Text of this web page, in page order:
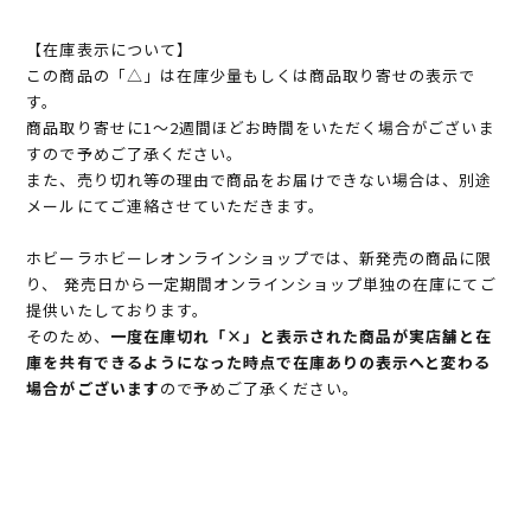
【在庫表示について】
この商品の「△」は在庫少量もしくは商品取り寄せの表示で
す。
商品取り寄せに1～2週間ほどお時間をいただく場合がございま
すので予めご了承ください。
また、売り切れ等の理由で商品をお届けできない場合は、別途
メールにてご連絡させていただきます。
ホビーラホビーレオンラインショップでは、新発売の商品に限
り、 発売日から一定期間オンラインショップ単独の在庫にてご
提供いたしております。
そのため、 一度在庫切れ「×」と表示された商品が実店舗と在
庫を共有できるようになった時点で在庫ありの表示へと変わる
場合がございますので予めご了承ください。